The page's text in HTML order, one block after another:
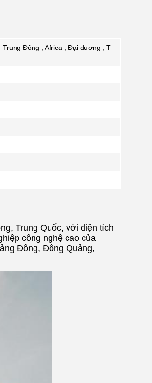
Đông , Africa , Đại dương , T
Trung Quốc, với diện tích
công nghệ cao của
Đông, Đông Quảng,